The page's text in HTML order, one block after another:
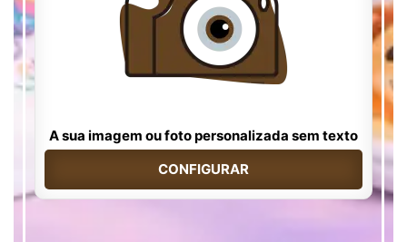
A sua imagem ou foto personalizada sem texto
CONFIGURAR